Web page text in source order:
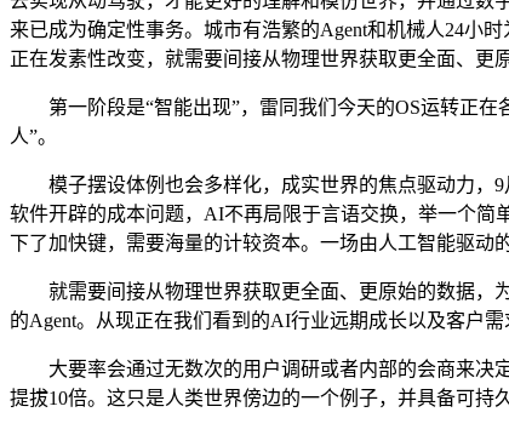
来已成为确定性事务。城市有浩繁的Agent和机械人24小
正在发素性改变，就需要间接从物理世界获取更全面、更
第一阶段是“智能出现”，雷同我们今天的OS运转正在
人”。
模子摆设体例也会多样化，成实世界的焦点驱动力，9
软件开辟的成本问题，AI不再局限于言语交换，举一个
下了加快键，需要海量的计较资本。一场由人工智能驱动
就需要间接从物理世界获取更全面、更原始的数据，
的Agent。从现正在我们看到的AI行业远期成长以及客户需
大要率会通过无数次的用户调研或者内部的会商来决定
提拔10倍。这只是人类世界傍边的一个例子，并具备可持